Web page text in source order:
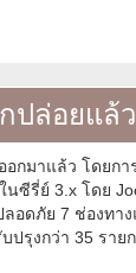
กปล่อยแล้ว
อกมาแล้ว โดยก
ซีรี่ย์ 3.x โดย
อดภัย 7 ช่องทาง
ปรุงกว่า 35 ราย